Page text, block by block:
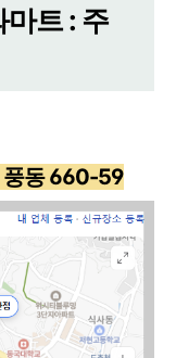
마트 : 주
풍동 660-59